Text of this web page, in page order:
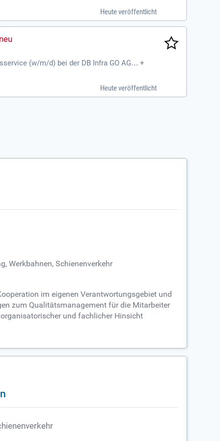
Heute veröffentlicht
(w/m/d) bei der DB Infra GO AG a +
Heute veröffentlicht
Werkbahnen, Schienenverkehr
im eigenen Verantwortungsgebiet und
zum Qualitätsmanagement für die Mitarbeiter
und fachlicher Hinsicht